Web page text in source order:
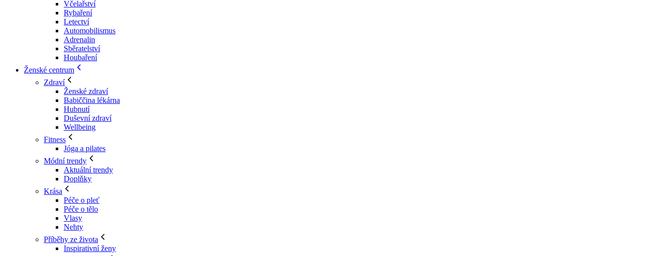
Včelařství
Rybaření
Letectví
Automobilismus
Adrenalin
Sběratelství
Houbaření
Ženské centrum
Zdraví
Ženské zdraví
Babiččina lékárna
Hubnutí
Duševní zdraví
Wellbeing
Fitness
Jóga a pilates
Módní trendy
Aktuální trendy
Doplňky
Krása
Péče o pleť
Péče o tělo
Vlasy
Nehty
Příběhy ze života
Inspirativní ženy